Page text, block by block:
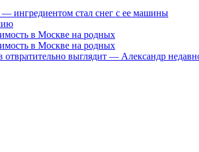
— ингредиентом стал снег с ее машины
в Москве на родных
в Москве на родных
выглядит — Александр